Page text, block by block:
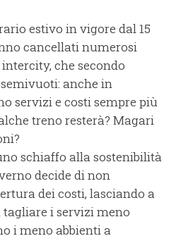
estivo in vigore dal 15
cancellati numerosi
che secondo
anche in
servizi e costi sempre più
treno resterà? Magari
schiaffo alla sostenibilità
decide di non
dei costi, lasciando a
i servizi meno
i meno abbienti a